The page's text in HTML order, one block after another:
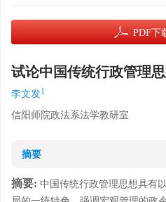
PDF下
试论中国传统行政管理
李文发1
信阳师院政法系法学教研室
摘要
摘要: 中国传统行政管理思想具有